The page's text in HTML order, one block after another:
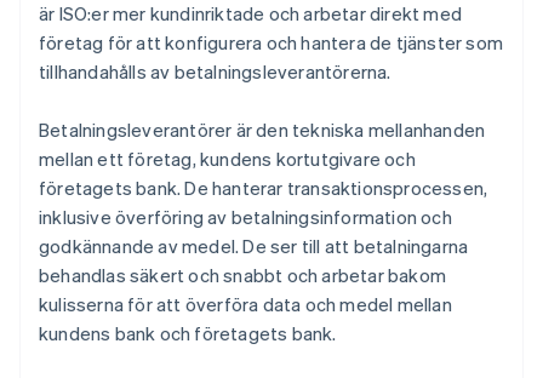
är ISO:er mer kundinriktade och arbetar direkt med
företag för att konfigurera och hantera de tjänster som
tillhandahålls av betalningsleverantörerna.
Betalningsleverantörer är den tekniska mellanhanden
mellan ett företag, kundens kortutgivare och
företagets bank. De hanterar transaktionsprocessen,
inklusive överföring av betalningsinformation och
godkännande av medel. De ser till att betalningarna
behandlas säkert och snabbt och arbetar bakom
kulisserna för att överföra data och medel mellan
kundens bank och företagets bank.